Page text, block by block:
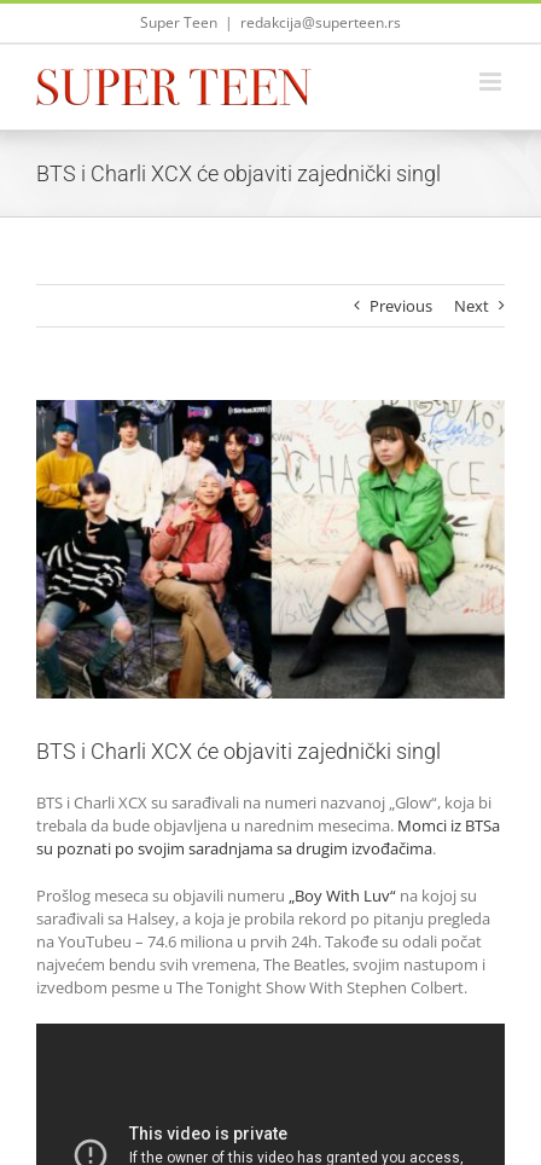
Skip
Super Teen | redakcija@superteen.rs
BTS i Charli XCX će objaviti zajednički singl
Previous Next
View
Larger
Image
BTS i Charli XCX će objaviti zajednički singl
BTS i Charli XCX su sarađivali na numeri nazvanoj „Glow“, koja bi
trebala da bude objavljena u narednim mesecima. Momci iz BTSa
su poznati po svojim saradnjama sa drugim izvođačima.
Prošlog meseca su objavili numeru „Boy With Luv“ na kojoj su
sarađivali sa Halsey, a koja je probila rekord po pitanju pregleda
na YouTubeu – 74.6 miliona u prvih 24h. Takođe su odali počat
najvećem bendu svih vremena, The Beatles, svojim nastupom i
izvedbom pesme u The Tonight Show With Stephen Colbert.